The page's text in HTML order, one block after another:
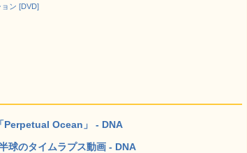
ン [DVD]
Perpetual Ocean」 - DNA
球のタイムラプス動画 - DNA